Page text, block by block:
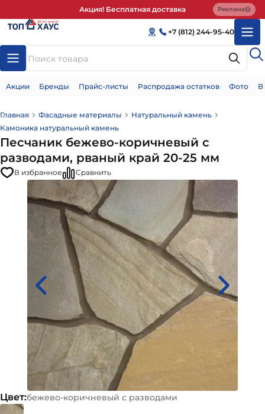
Акция! Бесплатная доставка Реклама
+7 (812) 244-95-40
Акции Бренды Прайс-листы Распродажа остатков Фото
Главная Фасадные материалы
Натуральный камень
Камоника натуральный камень
Песчаник бежево-коричневый с
разводами, рваный край 20-25 мм
В избранное Сравнить
Цвет:бежево-коричневый с разводами